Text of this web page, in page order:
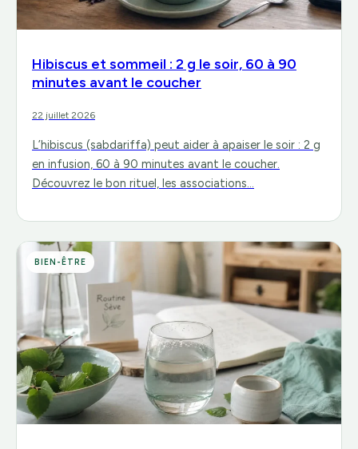
Hibiscus et sommeil : 2 g le soir, 60 à 90
minutes avant le coucher
22 juillet 2026
L’hibiscus (sabdariffa) peut aider à apaiser le soir : 2 g
en infusion, 60 à 90 minutes avant le coucher.
Découvrez le bon rituel, les associations…
BIEN-ÊTRE